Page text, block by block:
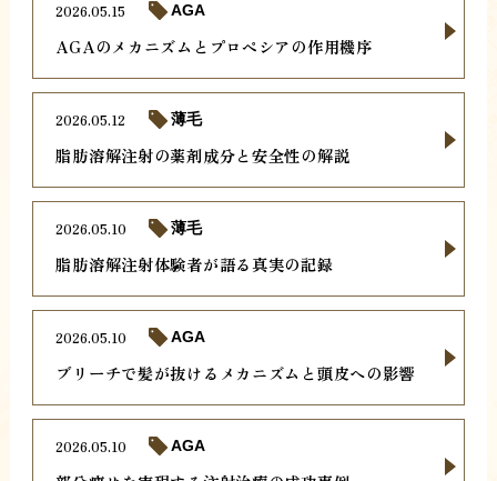
AGAのメカニズムとプロペシアの作用機序
2026.05.15 AGA
脂肪溶解注射の薬剤成分と安全性の解説
2026.05.12 薄毛
脂肪溶解注射体験者が語る真実の記録
2026.05.10 薄毛
ブリーチで髪が抜けるメカニズムと頭皮への影響
2026.05.10 AGA
2026.05.10 AGA